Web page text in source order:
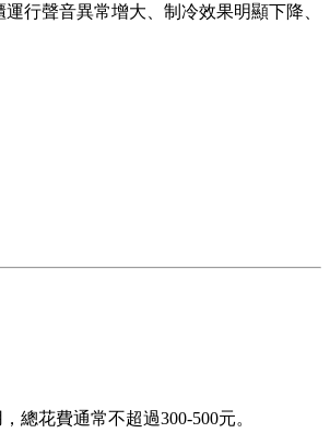
行聲音異常增大、制冷效果明顯下降、
總花費通常不超過300-500元。